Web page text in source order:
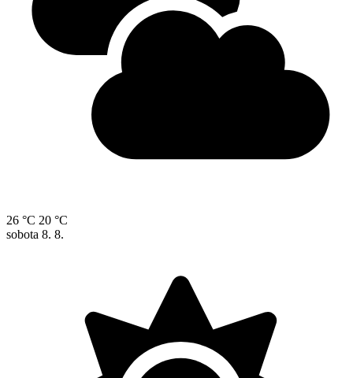
26 °C 20 °C
sobota 8. 8.